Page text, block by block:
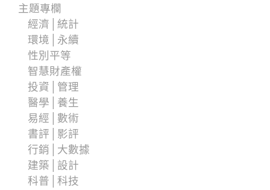
主題專欄
經濟│統計
環境│永續
性別平等
智慧財產權
投資│管理
醫學│養生
易經│數術
書評│影評
行銷│大數據
建築│設計
科普│科技